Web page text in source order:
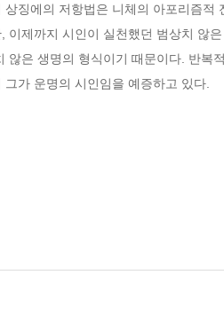
상징에의 저항법은 니체의 아포리즘
이제까지 시인이 실천했던 범상치 않
않은 생명의 형식이기 때문이다. 반복
그가 운명의 시인임을 예증하고 있다.